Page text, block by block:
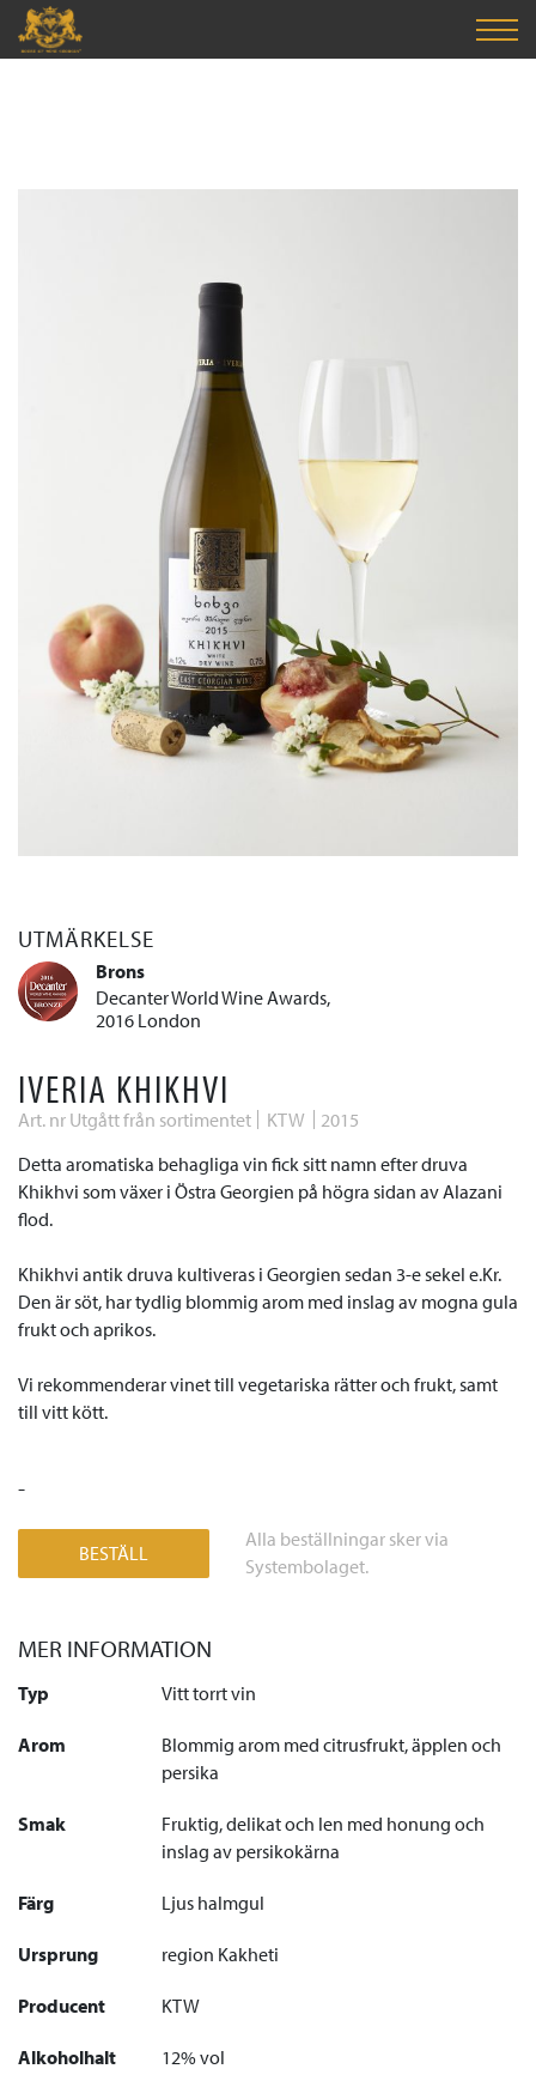
UTMÄRKELSE
Brons
Decanter World Wine Awards,
2016 London
IVERIA KHIKHVI
Art. nr Utgått från sortimentet KTW
2015
Detta aromatiska behagliga vin fick sitt namn efter druva
Khikhvi som växer i Östra Georgien på högra sidan av Alazani
flod.
Khikhvi antik druva kultiveras i Georgien sedan 3-e sekel e.Kr.
Den är söt, har tydlig blommig arom med inslag av mogna gula
frukt och aprikos.
Vi rekommenderar vinet till vegetariska rätter och frukt, samt
till vitt kött.
-
BESTÄLL
Alla beställningar sker via
Systembolaget.
MER INFORMATION
Typ Vitt torrt vin
Arom
Blommig arom med citrusfrukt, äpplen och
persika
Smak
Fruktig, delikat och len med honung och
inslag av persikokärna
Färg Ljus halmgul
Ursprung region Kakheti
Producent KTW
Alkoholhalt 12% vol